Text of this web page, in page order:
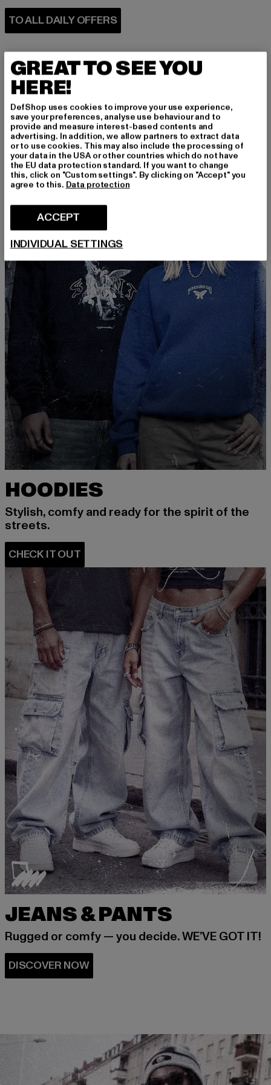
TO ALL DAILY OFFERS
PERFECTLY COMBINED
HOODIES
Stylish, comfy and ready for the spirit of the
streets.
JEANS & PANTS
Rugged or comfy — you decide. WE’VE GOT IT!
DISCOVER NOW
GREAT TO SEE YOU
HERE!
DefShop uses cookies to improve your use experience,
save your preferences, analyse use behaviour and to
provide and measure interest-based contents and
advertising. In addition, we allow partners to extract data
or to use cookies. This may also include the processing of
your data in the USA or other countries which do not have
the EU data protection standard. If you want to change
this, click on "Custom settings". By clicking on "Accept" you
agree to this. Data protection
ACCEPT
INDIVIDUAL SETTINGS